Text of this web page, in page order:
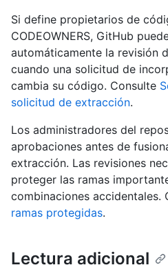
Si define propietarios de
CODEOWNERS, GitHub
automáticamente la revisión
cuando una solicitud de
cambia su código. Consulte
solicitud de extracción.
Los administradores del
aprobaciones antes de
extracción. Las revisiones
proteger las ramas
combinaciones accidentales.
ramas protegidas.
Lectura adicional